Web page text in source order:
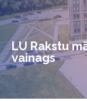
LU Rakstu
vainags